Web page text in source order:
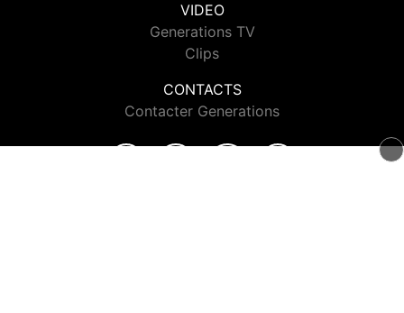
VIDEO
Generations TV
Clips
CONTACTS
Contacter Generations